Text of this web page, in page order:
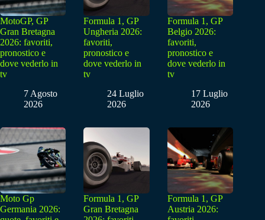
MotoGP, GP
Gran Bretagna
2026: favoriti,
pronostico e
dove vederlo in
tv
7 Agosto
2026
Formula 1, GP
Ungheria 2026:
favoriti,
pronostico e
dove vederlo in
tv
24 Luglio
2026
Formula 1, GP
Belgio 2026:
favoriti,
pronostico e
dove vederlo in
tv
17 Luglio
2026
Moto Gp
Germania 2026:
Formula 1, GP
Gran Bretagna
Formula 1, GP
Austria 2026: